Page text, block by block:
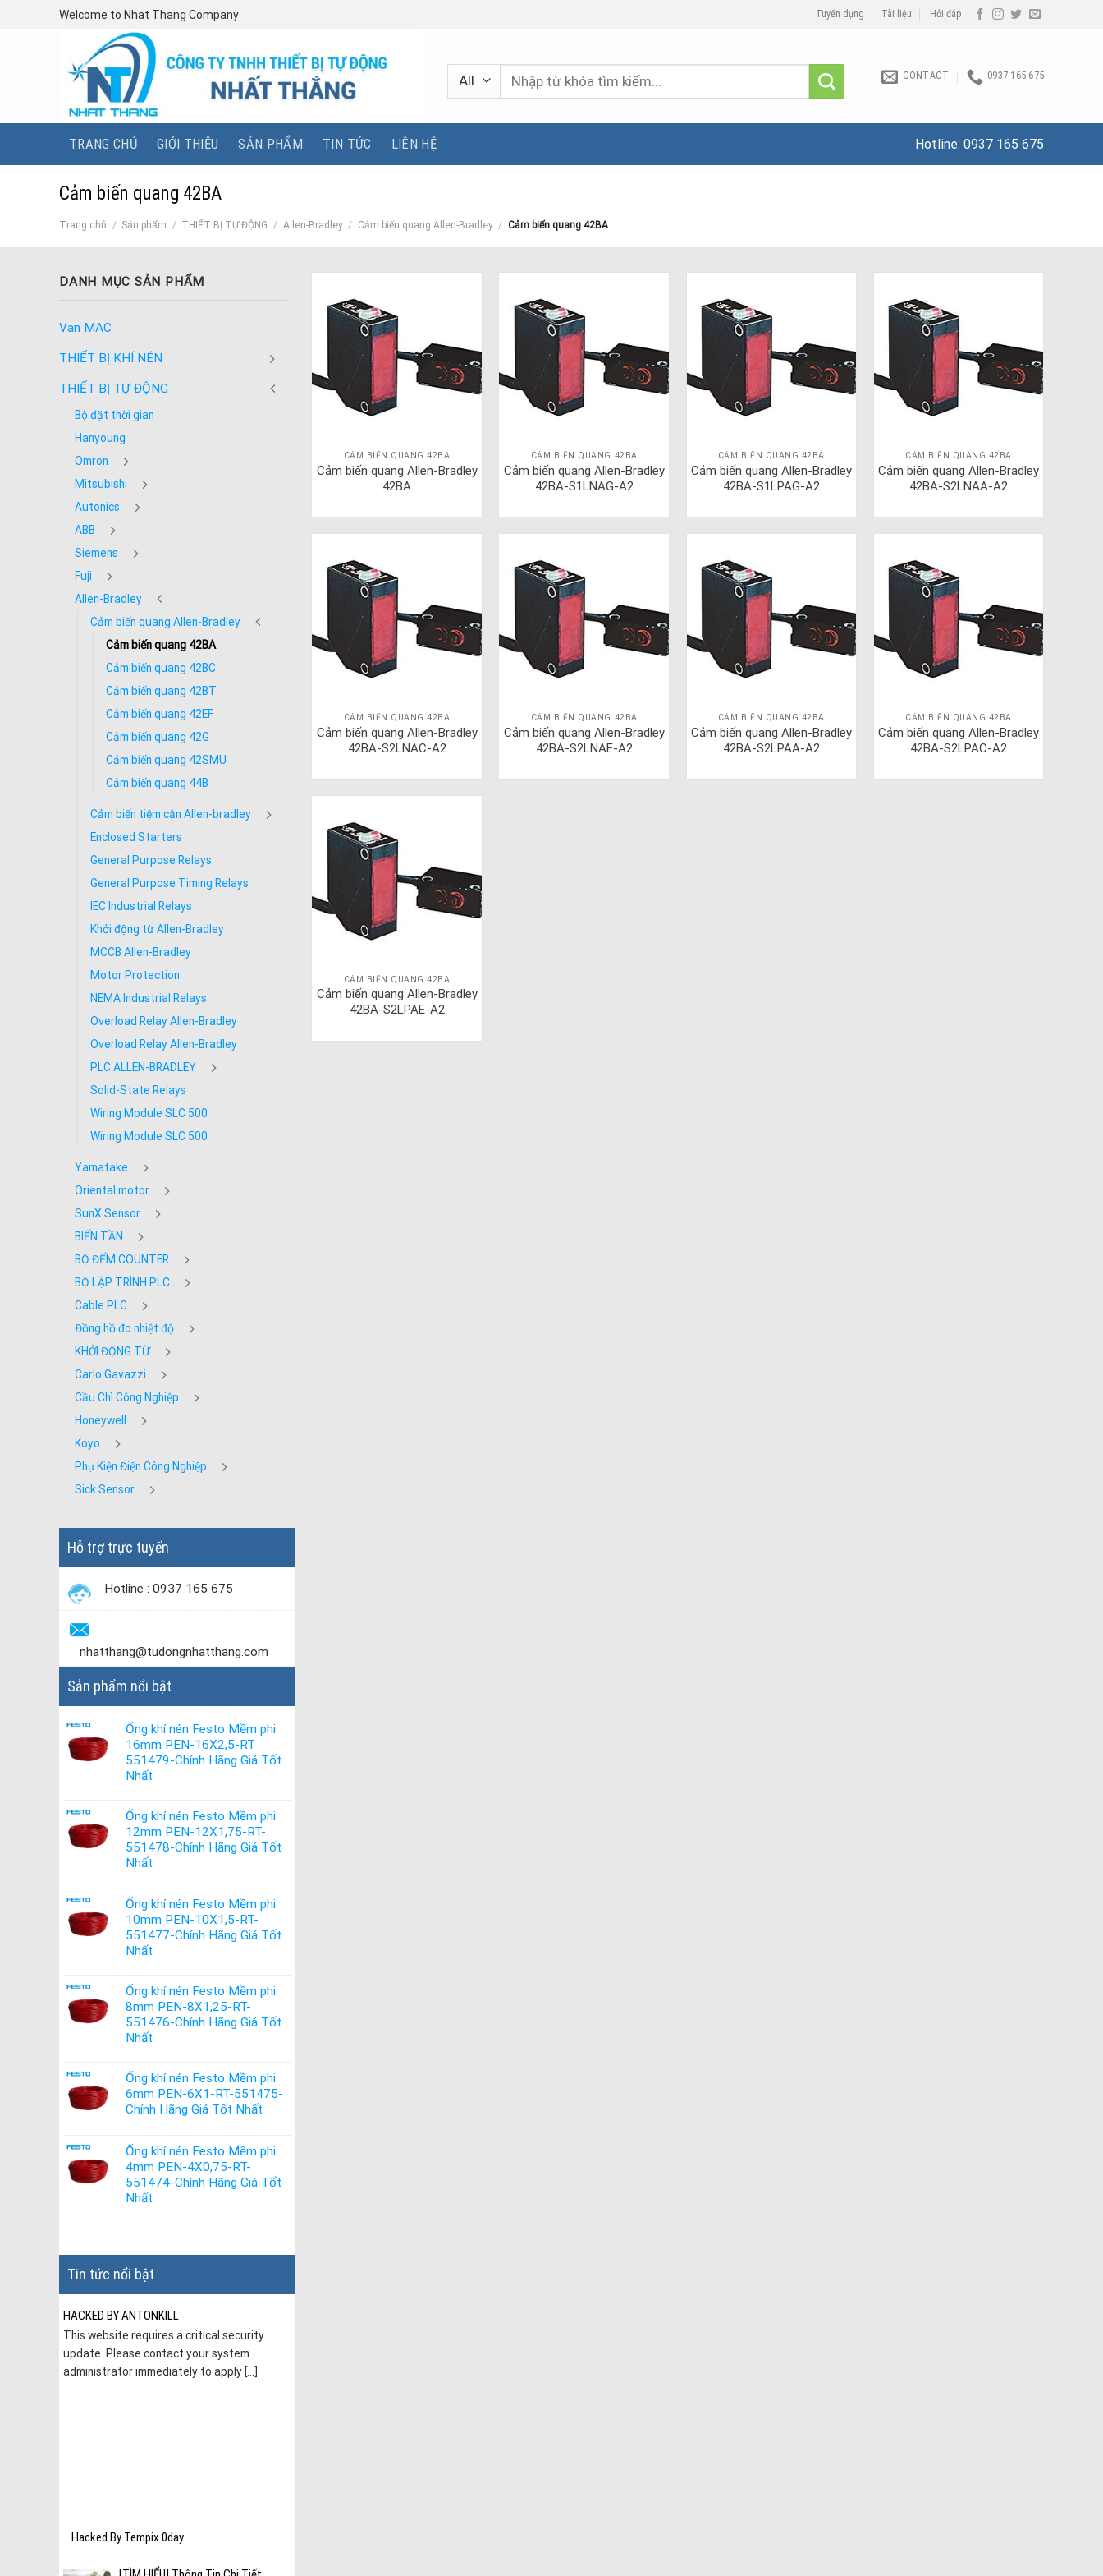
Welcome to Nhat Thang Company Tuyển dụng Tài liệu Hỏi đáp
Tìm
CONTACT 0937 165 675
TRANG CHỦ GIỚI THIỆU SẢN PHẨM TIN TỨC LIÊN HỆ Hotline: 0937 165 675
Cảm biến quang 42BA
Trang chủ / Sản phẩm / THIẾT BỊ TỰ ĐỘNG / Allen-Bradley / Cảm biến quang Allen-Bradley / Cảm biến quang 42BA
DANH MỤC SẢN PHẨM
Van MAC
THIẾT BỊ KHÍ NÉN
THIẾT BỊ TỰ ĐỘNG
Bộ đặt thời gian
Hanyoung
Omron
Mitsubishi
Autonics
ABB
Siemens
Fuji
Allen-Bradley
Cảm biến quang Allen-Bradley
Cảm biến quang 42BA
Cảm biến quang 42BC
Cảm biến quang 42BT
Cảm biến quang 42EF
Cảm biến quang 42G
Cảm biến quang 42SMU
Cảm biến quang 44B
Cảm biến tiệm cận Allen-bradley
Enclosed Starters
General Purpose Relays
General Purpose Timing Relays
IEC Industrial Relays
Khởi động từ Allen-Bradley
MCCB Allen-Bradley
Motor Protection
NEMA Industrial Relays
Overload Relay Allen-Bradley
Overload Relay Allen-Bradley
PLC ALLEN-BRADLEY
Solid-State Relays
Wiring Module SLC 500
Wiring Module SLC 500
Yamatake
Oriental motor
SunX Sensor
BIẾN TẦN
BỘ ĐẾM COUNTER
BỘ LẬP TRÌNH PLC
Cable PLC
Đồng hồ đo nhiệt độ
KHỞI ĐỘNG TỪ
Carlo Gavazzi
Cầu Chì Công Nghiệp
Honeywell
Koyo
Phụ Kiện Điện Công Nghiệp
Sick Sensor
Hỗ trợ trực tuyến
Hotline : 0937 165 675
nhatthang@tudongnhatthang.com
Sản phẩm nổi bật
Ống khí nén Festo Mềm phi
16mm PEN-16X2,5-RT
551479-Chính Hãng Giá Tốt
Nhất
Ống khí nén Festo Mềm phi
12mm PEN-12X1,75-RT-
551478-Chính Hãng Giá Tốt
Nhất
Ống khí nén Festo Mềm phi
10mm PEN-10X1,5-RT-
551477-Chính Hãng Giá Tốt
Nhất
Ống khí nén Festo Mềm phi
8mm PEN-8X1,25-RT-
551476-Chính Hãng Giá Tốt
Nhất
Ống khí nén Festo Mềm phi
6mm PEN-6X1-RT-551475-
Chính Hãng Giá Tốt Nhất
Ống khí nén Festo Mềm phi
4mm PEN-4X0,75-RT-
551474-Chính Hãng Giá Tốt
Nhất
Tin tức nổi bật
HACKED BY ANTONKILL
This website requires a critical security
update. Please contact your system
administrator immediately to apply [...]
Hacked By Tempix 0day
CẢM BIẾN QUANG 42BA
Cảm biến quang Allen-Bradley
42BA
CẢM BIẾN QUANG 42BA
Cảm biến quang Allen-Bradley
42BA-S1LNAG-A2
CẢM BIẾN QUANG 42BA
Cảm biến quang Allen-Bradley
42BA-S1LPAG-A2
CẢM BIẾN QUANG 42BA
Cảm biến quang Allen-Bradley
42BA-S2LNAA-A2
CẢM BIẾN QUANG 42BA
Cảm biến quang Allen-Bradley
42BA-S2LNAC-A2
CẢM BIẾN QUANG 42BA
Cảm biến quang Allen-Bradley
42BA-S2LNAE-A2
CẢM BIẾN QUANG 42BA
Cảm biến quang Allen-Bradley
42BA-S2LPAA-A2
CẢM BIẾN QUANG 42BA
Cảm biến quang Allen-Bradley
42BA-S2LPAC-A2
CẢM BIẾN QUANG 42BA
Cảm biến quang Allen-Bradley
42BA-S2LPAE-A2